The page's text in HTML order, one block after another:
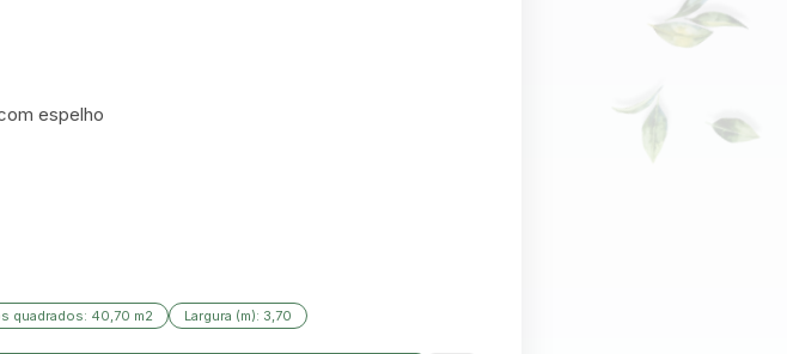
espelho
quadrados: 40,70 m2 Largura (m): 3,70